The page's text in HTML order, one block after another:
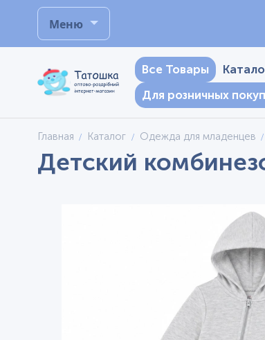
Меню
Все Товары
Для розничных
Главная Каталог Одежда для младенцев
Детский